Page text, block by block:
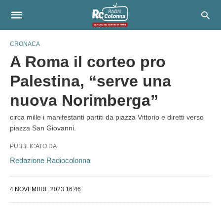
CRONACA
A Roma il corteo pro
Palestina, “serve una
nuova Norimberga”
circa mille i manifestanti partiti da piazza Vittorio e diretti verso
piazza San Giovanni.
PUBBLICATO DA
Redazione Radiocolonna
4 NOVEMBRE 2023 16:46